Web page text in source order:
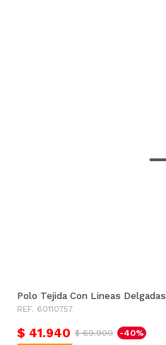
Polo Tejida Con Lineas Delgadas
REF. 60110757
$ 41.940 $ 69.900 -40%